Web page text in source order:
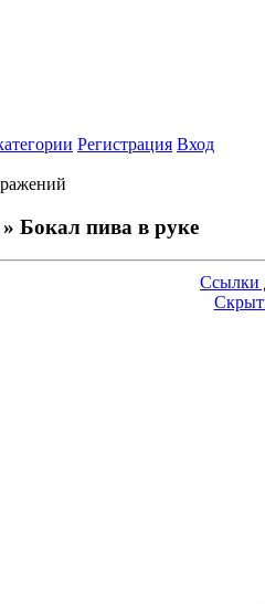
Регистрация Вход
» Бокал пива в руке
Ссылки